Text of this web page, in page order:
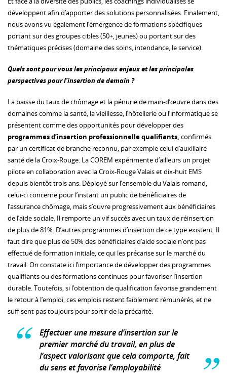
développent afin d’apporter des solutions personnalisées. Finalement,
nous avons vu également l’émergence de formations spécifiques
portant sur des groupes cibles (50+, jeunes) ou portant sur des
thématiques précises (domaine des soins, intendance, le service).
Quels sont pour vous les principaux enjeux et les principales
perspectives pour l’insertion de demain ?
La baisse du taux de chômage et la pénurie de main-d’œuvre dans des
domaines comme la santé, la vieillesse, l’hôtellerie ou l’informatique se
présentent comme des opportunités pour développer des
programmes d’insertion professionnelle qualifiants, confirmés
par un certificat de branche reconnu, par exemple celui d’auxiliaire
santé de la Croix-Rouge. La COREM expérimente d’ailleurs un projet
pilote en collaboration avec la Croix-Rouge Valais et dix-huit EMS
depuis bientôt trois ans. Déployé sur l’ensemble du Valais romand,
celui-ci concerne pour l’instant un public de bénéficiaires de
l’assurance chômage, mais s’ouvre progressivement aux bénéficiaires
de l’aide sociale. Il remporte un vif succès avec un taux de réinsertion
de plus de 81%. D’autres programmes d’insertion de ce type existent. Il
faut dire que plus de 50% des bénéficiaires d’aide sociale n’ont pas
effectué de formation initiale, ce qui les précarise sur le marché du
travail. On constate ici l’importance de développer des programmes
qualifiants ou des formations continues pour favoriser l’insertion
durable. Toutefois, si l’obtention de qualification favorise grandement
le retour à l’emploi, ces emplois restent faiblement rémunérés, et ne
suffisent pas toujours pour sortir de la précarité.
Effectuer une mesure d’insertion sur le
premier marché du travail, en plus de
l’aspect valorisant que cela comporte, fait
du sens et favorise l’employabilité